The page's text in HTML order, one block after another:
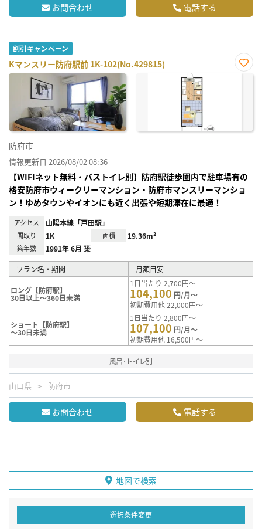
お問合わせ 電話する
割引キャンペーン
Kマンスリー防府駅前 1K-102(No.429815)
お気
防府市
情報更新日 2026/08/02 08:36
【WIFIネット無料・バストイレ別】防府駅徒歩圏内で駐車場有の
格安防府市ウィークリーマンション・防府市マンスリーマンショ
ン！ゆめタウンやイオンにも近く出張や短期滞在に最適！
アクセス 山陽本線「戸田駅」
間取り 1K 面積 19.36m²
築年数 1991年 6月 築
プラン名・期間 月額目安
ロング【防府駅】
30日以上～360日未満
1日当たり 2,700円～
104,100 円/月～
初期費用他 22,000円～
ショート【防府駅】
～30日未満
1日当たり 2,800円～
107,100 円/月～
初期費用他 16,500円～
風呂･トイレ別
山口県 防府市
お問合わせ 電話する
地図で検索
選択条件変更